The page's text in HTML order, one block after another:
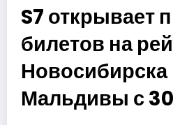
S7 открывает
билетов на
Новосибирска
Мальдивы с